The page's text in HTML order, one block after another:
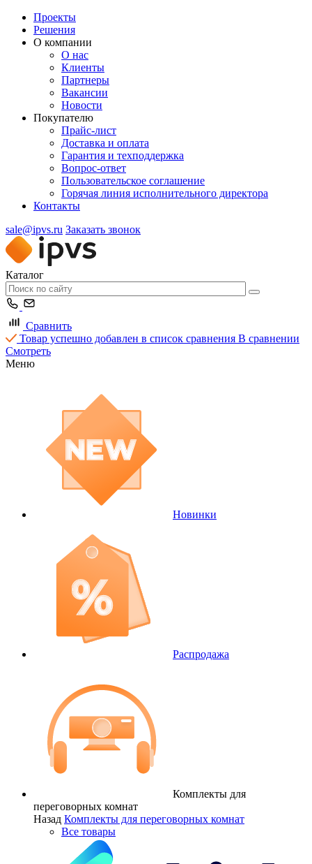
Проекты
Решения
О компании
О нас
Клиенты
Партнеры
Вакансии
Новости
Покупателю
Прайс-лист
Доставка и оплата
Гарантия и техподдержка
Вопрос-ответ
Пользовательское соглашение
Горячая линия исполнительного директора
Контакты
sale@ipvs.ru Заказать звонок
Каталог
Сравнить
Товар успешно добавлен в список сравнения В сравнении
Смотреть
Меню
Новинки
Распродажа
Комплекты для
переговорных комнат
Назад Комплекты для переговорных комнат
Все товары